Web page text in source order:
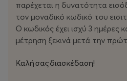
Καγιέν…»
παρέχεται η δυνατότητα
τον μοναδικό κωδικό του
Ο κωδικός έχει ισχύ 3 ημέρες
μέτρηση ξεκινά μετά την
Καλή σας διασκέδαση!